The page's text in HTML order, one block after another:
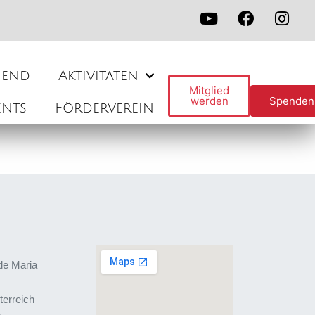
Aktivitäten
Förderverein
Mitglied
werden Spenden
Maria